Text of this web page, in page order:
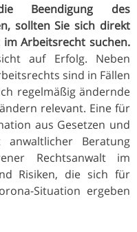
Beendigung des
sollten Sie sich direkt
Arbeitsrecht suchen.
auf Erfolg. Neben
sind in Fällen
regelmäßig ändernde
relevant. Eine für
aus Gesetzen und
Beratung
Rechtsanwalt im
Risiken, die sich für
Situation ergeben